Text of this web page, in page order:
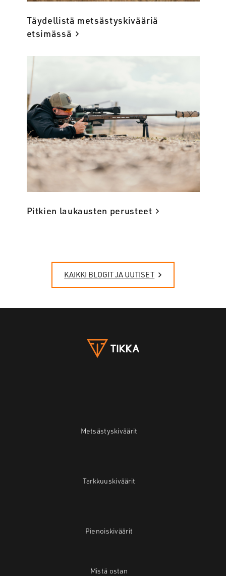
Täydellistä metsästyskivääriä
etsimässä
Pitkien laukausten perusteet
KAIKKI BLOGIT JA UUTISET
Metsästyskiväärit
Tarkkuuskiväärit
Pienoiskiväärit
Mistä ostan